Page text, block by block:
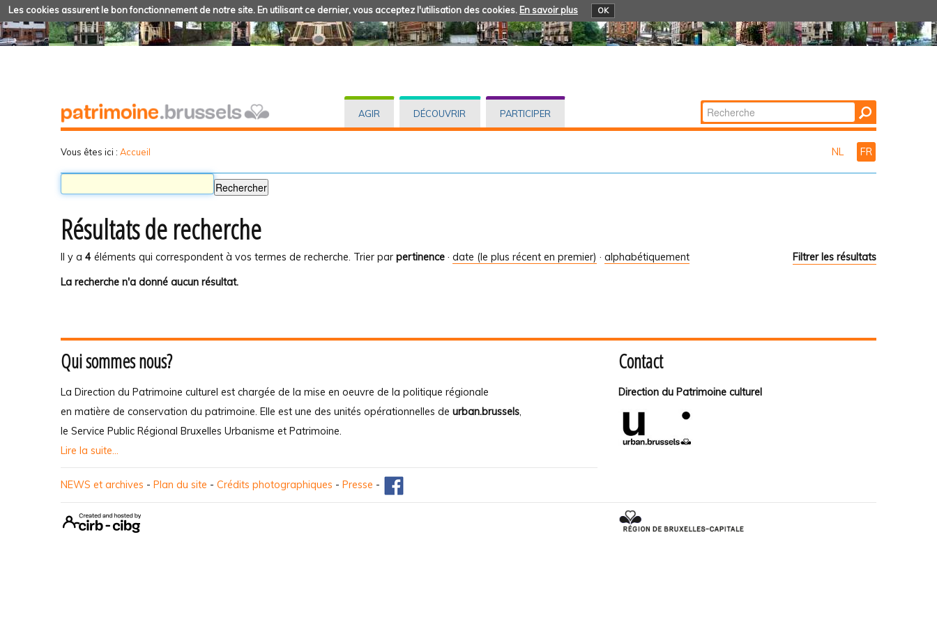
Les cookies assurent le bon fonctionnement de notre site. En utilisant ce dernier, vous acceptez l'utilisation des cookies. En savoir plus OK
AGIR DÉCOUVRIR PARTICIPER Chercher par
Recherche
Vous êtes ici : Accueil NL FR
Résultats de recherche
Il y a 4 éléments qui correspondent à vos termes de recherche. Filtrer les résultats
Trier par pertinence · date (le plus récent en premier) · alphabétiquement
La recherche n'a donné aucun résultat.
Qui sommes nous?
La Direction du Patrimoine culturel est chargée de la mise en oeuvre de la politique régionale
en matière de conservation du patrimoine. Elle est une des unités opérationnelles de urban.brussels,
le Service Public Régional Bruxelles Urbanisme et Patrimoine.
Lire la suite...
Contact
Direction du Patrimoine culturel
NEWS et archives - Plan du site - Crédits photographiques - Presse -